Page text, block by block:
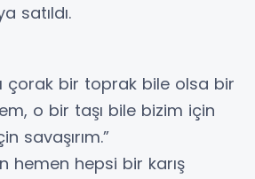
satıldı.
çorak bir toprak bile olsa bir
o bir taşı bile bizim için
savaşırım.”
hemen hepsi bir karış